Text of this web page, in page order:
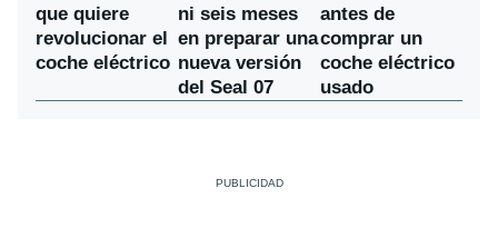
que quiere
revolucionar el
coche eléctrico
ni seis meses
en preparar una
nueva versión
del Seal 07
antes de
comprar un
coche eléctrico
usado